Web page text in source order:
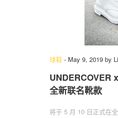
球鞋 - May 9, 2019 by
UNDERCOVER
全新联名靴款
将于 5 月 10 日正式在全